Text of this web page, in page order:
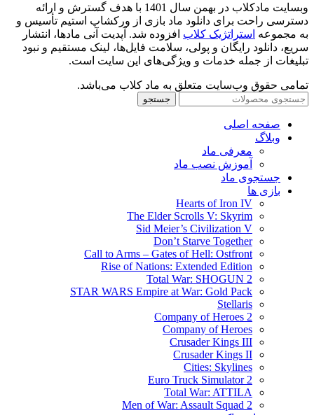
وبسایت مادکلاب در بهمن سال 1401 با هدف گسترش و ارائه
دسترسی راحت برای دانلود ماد بازی از ورکشاپ استیم تأسیس و
به مجموعه استراتژیک کلاب افزوده شد. آپدیت آنی مادها، انتشار
سریع، دانلود رایگان و پولی، سلامت فایل‌ها، لینک مستقیم و نبود
تبلیغات از جمله خدمات و ویژگی‌های این سایت است.
تمامی حقوق وب‌سایت متعلق به ماد کلاب می‌باشد.
جستجو
صفحه اصلی
وبلاگ
معرفی ماد
آموزش نصب ماد
جستجوی ماد
بازی ها
Hearts of Iron IV
The Elder Scrolls V: Skyrim
Sid Meier’s Civilization V
Don’t Starve Together
Call to Arms – Gates of Hell: Ostfront
Rise of Nations: Extended Edition
Total War: SHOGUN 2
STAR WARS Empire at War: Gold Pack
Stellaris
Company of Heroes 2
Company of Heroes
Crusader Kings III
Crusader Kings II
Cities: Skylines
Euro Truck Simulator 2
Total War: ATTILA
Men of War: Assault Squad 2